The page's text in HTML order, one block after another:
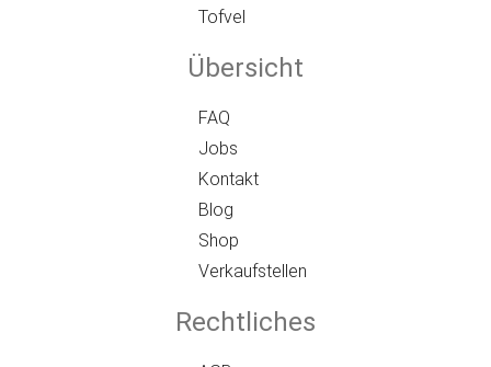
Tofvel
Übersicht
FAQ
Jobs
Kontakt
Blog
Shop
Verkaufstellen
Rechtliches